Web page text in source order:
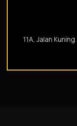
11A, Jalan